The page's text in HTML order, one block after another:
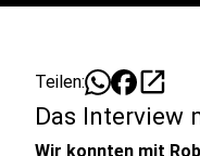
Teilen: open_in_new
Das Interview
Wir konnten mit